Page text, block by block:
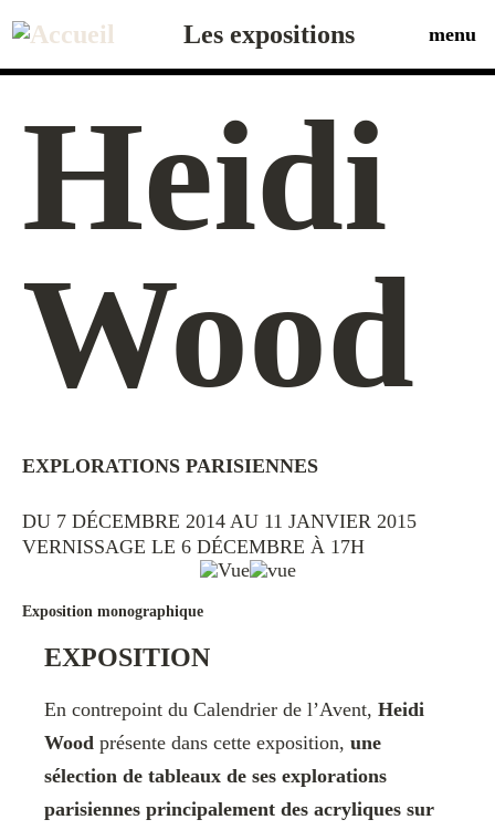
au
contenu
principal
Les expositions menu
Heidi
Wood
EXPLORATIONS PARISIENNES
DU 7 DÉCEMBRE 2014 AU 11 JANVIER 2015
VERNISSAGE LE 6 DÉCEMBRE À 17H
Exposition monographique
EXPOSITION
En contrepoint du Calendrier de l’Avent, Heidi
Wood présente dans cette exposition, une
sélection de tableaux de ses explorations
parisiennes principalement des acryliques sur